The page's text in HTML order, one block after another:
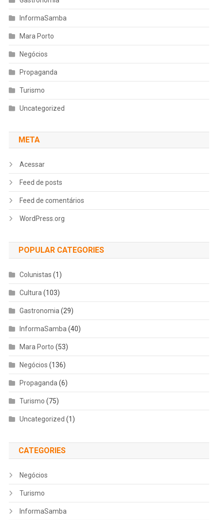
InformaSamba
Mara Porto
Negócios
Propaganda
Turismo
Uncategorized
META
Acessar
Feed de posts
Feed de comentários
WordPress.org
POPULAR CATEGORIES
Colunistas (1)
Cultura(103)
Gastronomia(29)
InformaSamba(40)
Mara Porto (53)
Negócios (136)
Propaganda(6)
Turismo (75)
Uncategorized (1)
CATEGORIES
Negócios
Turismo
InformaSamba